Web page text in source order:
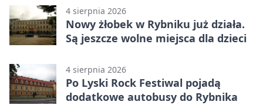
4 sierpnia 2026
Nowy żłobek w Rybniku już działa.
Są jeszcze wolne miejsca dla dzieci
4 sierpnia 2026
Po Lyski Rock Festiwal pojadą
dodatkowe autobusy do Rybnika